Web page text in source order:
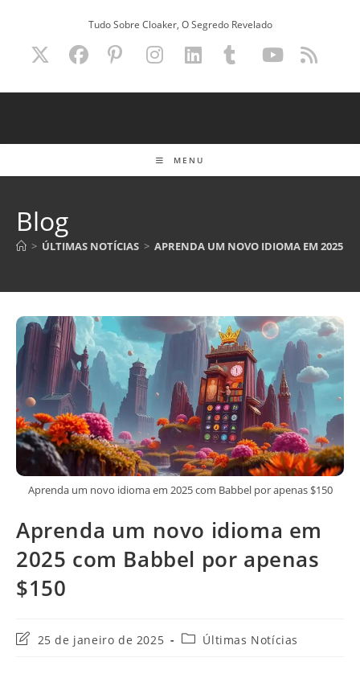
Tudo Sobre Cloaker, O Segredo Revelado
MENU
Blog
> ÚLTIMAS NOTÍCIAS > APRENDA UM NOVO IDIOMA EM 2025
Aprenda um novo idioma em 2025 com Babbel por apenas $150
Aprenda um novo idioma em
2025 com Babbel por apenas
$150
Última25 de janeiro de 2025
Categoria
Últimas Notícias